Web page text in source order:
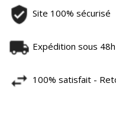
Site 100% sécurisé
Expédition sous 48h
100% satisfait -